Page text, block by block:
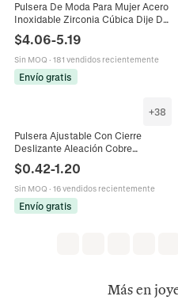
Pulsera De Moda Para Mujer Acero
Inoxidable Zirconia Cúbica Dije De
Corazón Cadena De Serpiente
Malla Joyería Elegante Regalo
$4.06-5.19
Sin MOQ · 181 vendidos recientemente
Envío gratis
+38
Pulsera Ajustable Con Cierre
Deslizante Aleación Cobre
Circonita Cúbica Dije Geométrico
Joyería Mujer Estilo Versátil
Elegante
$0.42-1.20
Sin MOQ · 16 vendidos recientemente
Envío gratis
Más en